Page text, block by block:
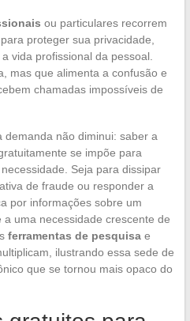
ou particulares recorrem
para proteger sua privacidade,
vida profissional da pessoal.
mas que alimenta a confusão e
chamadas impossíveis de
demanda não diminui: saber a
se impõe para
Seja para dissipar
de fraude ou responder a
por informações sobre um
uma necessidade crescente de
ferramentas de pesquisae
ilustrando essa sede de
que se tornou mais opaco do